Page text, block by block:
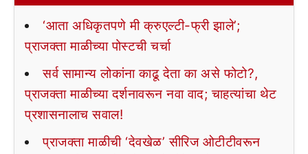
‘आता अधिकृतपणे मी क्रुएल्टी-फ्री झाले’;
प्राजक्ता माळीच्या पोस्टची चर्चा
सर्व सामान्य लोकांना काढू देता का असे फोटो?,
प्राजक्ता माळीच्या दर्शनावरून नवा वाद; चाहत्यांचा थेट
प्रशासनालाच सवाल!
प्राजक्ता माळीची ‘देवखेळ’ सीरिज ओटीटीवरून